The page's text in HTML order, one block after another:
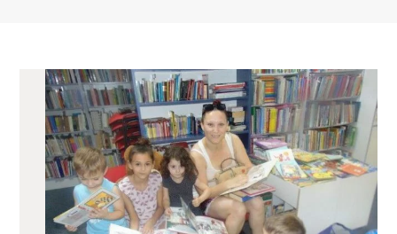
KATALOG
O KNJIŽNICI
ZA KORISNIKE
ODJELI
DOKUMENTI